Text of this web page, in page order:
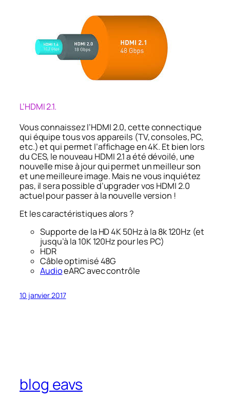
L’HDMI 2.1.
Vous connaissez l’HDMI 2.0, cette connectique
qui équipe tous vos appareils (TV, consoles, PC,
etc.) et qui permet l’affichage en 4K. Et bien lors
du CES, le nouveau HDMI 2.1 a été dévoilé, une
nouvelle mise à jour qui permet un meilleur son
et une meilleure image. Mais ne vous inquiétez
pas, il sera possible d’upgrader vos HDMI 2.0
actuel pour passer à la nouvelle version !
Et les caractéristiques alors ?
Supporte de la HD 4K 50Hz à la 8k 120Hz (et
jusqu’à la 10K 120Hz pour les PC)
HDR
Câble optimisé 48G
AudioeARC avec contrôle
10 janvier 2017
blog eavs